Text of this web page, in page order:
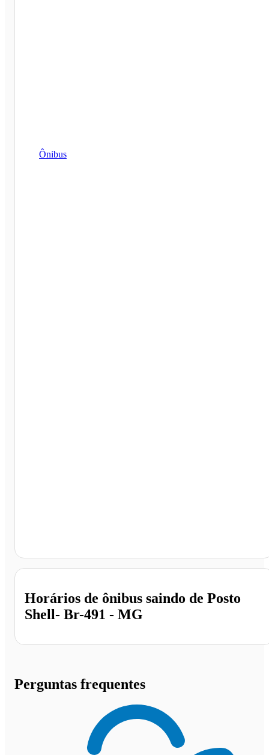
Ônibus
Horários de ônibus saindo de Posto
Shell- Br-491 - MG
Perguntas frequentes